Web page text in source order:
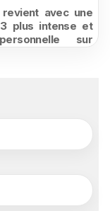
revient avec une
plus intense et
sur